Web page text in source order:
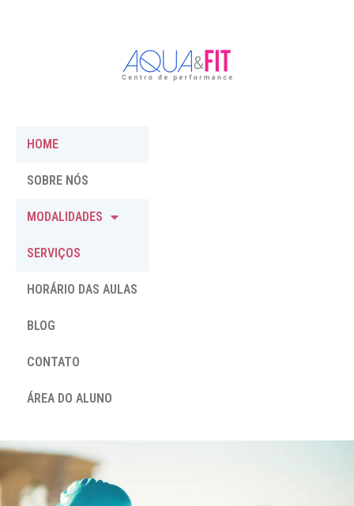
HOME
SOBRE NÓS
MODALIDADES
SERVIÇOS
HORÁRIO DAS AULAS
BLOG
CONTATO
ÁREA DO ALUNO